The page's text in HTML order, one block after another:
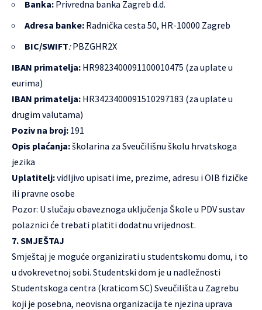
Banka: Privredna banka Zagreb d.d.
Adresa banke: Radnička cesta 50, HR-10000 Zagreb
BIC/SWIFT:PBZGHR2X
IBAN primatelja: HR9823400091100010475 (za uplate u
eurima)
IBAN primatelja: HR3423400091510297183 (za uplate u
drugim valutama)
Poziv na broj: 191
Opis plaćanja:školarina za Sveučilišnu školu hrvatskoga
jezika
Uplatitelj:vidljivo upisati ime, prezime, adresu i OIB fizičke
ili pravne osobe
Pozor: U slučaju obaveznoga uključenja Škole u PDV sustav
polaznici će trebati platiti dodatnu vrijednost.
7. SMJEŠTAJ
Smještaj je moguće organizirati u studentskomu domu, i to
u dvokrevetnoj sobi. Studentski dom je u nadležnosti
Studentskoga centra (kraticom SC) Sveučilišta u Zagrebu
koji je posebna, neovisna organizacija te njezina uprava